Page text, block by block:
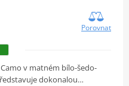
Porovnat
v matném bílo-šedo-
dokonalou…